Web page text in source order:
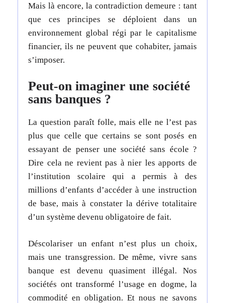
Mais là encore, la contradiction demeure : tant
que ces principes se déploient dans un
environnement global régi par le capitalisme
financier, ils ne peuvent que cohabiter, jamais
s’imposer.
Peut-on imaginer une société
sans banques ?
La question paraît folle, mais elle ne l’est pas
plus que celle que certains se sont posés en
essayant de penser une société sans école ?
Dire cela ne revient pas à nier les apports de
l’institution scolaire qui a permis à des
millions d’enfants d’accéder à une instruction
de base, mais à constater la dérive totalitaire
d’un système devenu obligatoire de fait.
Déscolariser un enfant n’est plus un choix,
mais une transgression. De même, vivre sans
banque est devenu quasiment illégal. Nos
sociétés ont transformé l’usage en dogme, la
commodité en obligation. Et nous ne savons